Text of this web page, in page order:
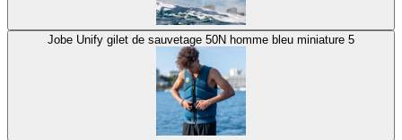
Jobe Unify gilet de sauvetage 50N homme bleu miniature 5